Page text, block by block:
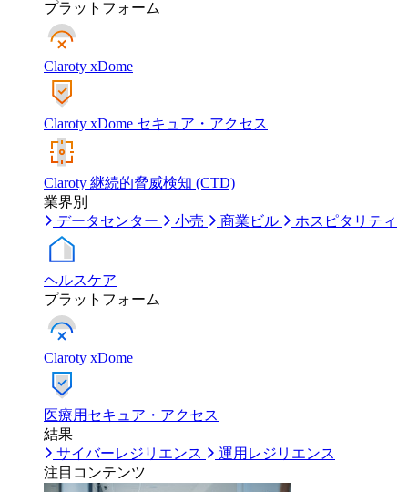
プラットフォーム
Claroty xDome
Claroty xDome セキュア・アクセス
Claroty 継続的脅威検知 (CTD)
業界別
データセンター
小売 商業ビル ホスピタリティ
ヘルスケア
プラットフォーム
Claroty xDome
医療用セキュア・アクセス
結果
サイバーレジリエンス
運用レジリエンス
注目コンテンツ